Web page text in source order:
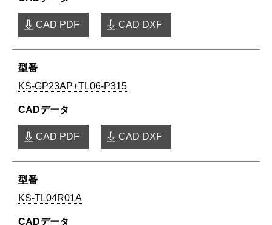
CAD PDF CAD DXF
KS-GP23AP+TL06-P315
CAD PDF CAD DXF
KS-TL04R01A